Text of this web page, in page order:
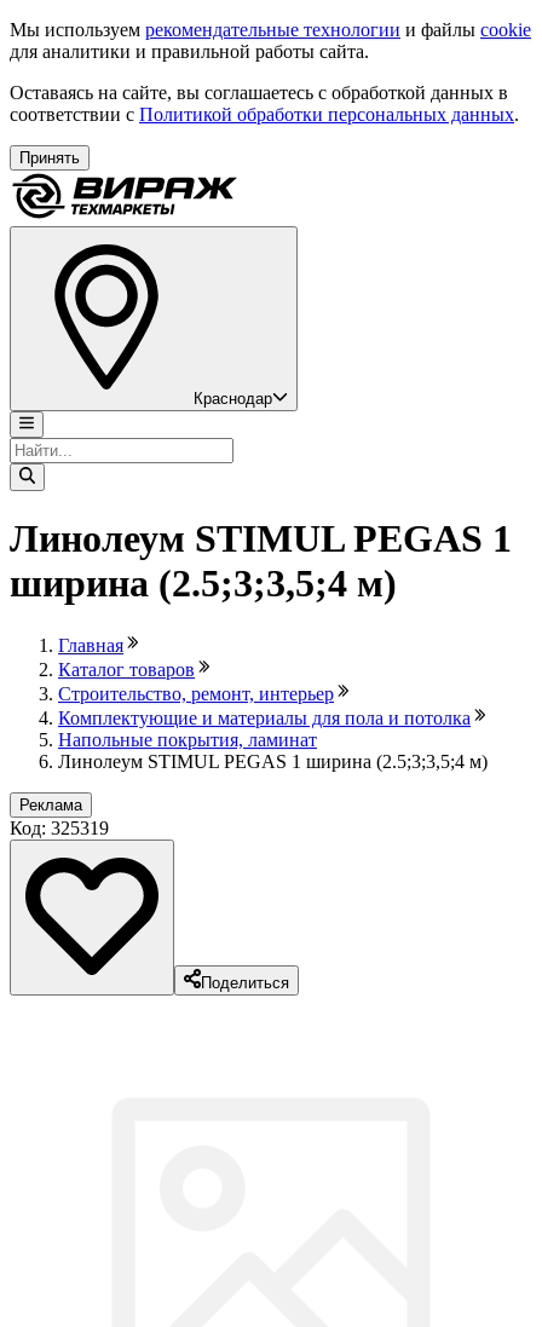
Мы используем рекомендательные технологии и файлы cookie
для аналитики и правильной работы сайта.
Оставаясь на сайте, вы соглашаетесь с обработкой данных в
соответствии с Политикой обработки персональных данных.
Принять
Краснодар
Линолеум STIMUL PEGAS 1
ширина (2.5;3;3,5;4 м)
Главная
Каталог товаров
Строительство, ремонт, интерьер
Комплектующие и материалы для пола и потолка
Напольные покрытия, ламинат
Линолеум STIMUL PEGAS 1 ширина (2.5;3;3,5;4 м)
Реклама
Код: 325319
Поделиться